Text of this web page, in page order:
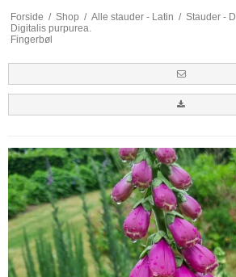
Forside / Shop / Alle stauder - Latin / Stauder - D
Digitalis purpurea.
Fingerbøl